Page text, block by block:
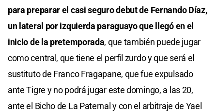
para preparar el casi seguro debut de Fernando Díaz,
un lateral por izquierda paraguayo que llegó en el
inicio de la pretemporada, que también puede jugar
como central, que tiene el perfil zurdo y que será el
sustituto de Franco Fragapane, que fue expulsado
ante Tigre y no podrá jugar este domingo, a las 20,
ante el Bicho de La Paternal y con el arbitraje de Yael